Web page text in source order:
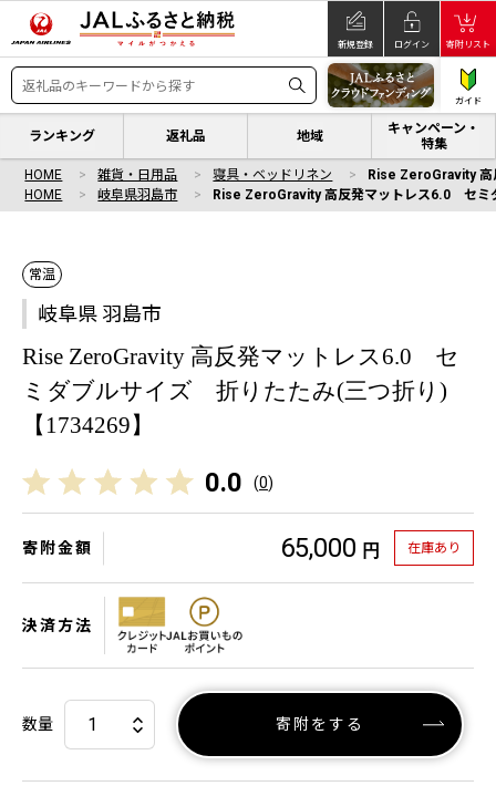
新規登録 ログイン 寄附リスト
ガイド
ランキング 返礼品 地域
キャンペーン・
特集
HOME 雑貨・日用品 寝具・ベッドリネン
Rise ZeroGravity
HOME
岐阜県羽島市 Rise ZeroGravity 高反発マットレス6.0 セ
常温
岐阜県 羽島市
Rise ZeroGravity 高反発マットレス6.0 セ
ミダブルサイズ 折りたたみ(三つ折り)
【1734269】
0.0 (0)
寄附金額 65,000 円 在庫あり
決済方法
数量 寄附をする